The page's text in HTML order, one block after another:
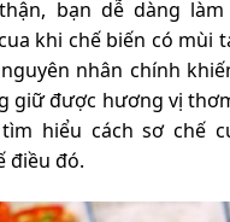
bạn dễ dàng
khi chế biến có mùi
nhân chính
giữ được hương vị
hiểu cách sơ chế
điều đó.